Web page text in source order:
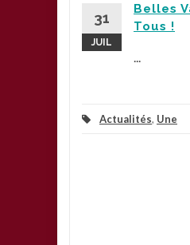
31
JUIL
Belles
Tous !
Actualités, Une